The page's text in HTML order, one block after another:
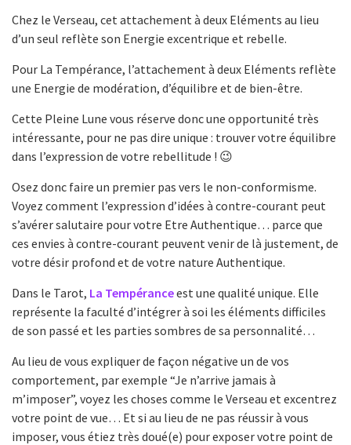
Chez le Verseau, cet attachement à deux Eléments au lieu
d’un seul reflète son Energie excentrique et rebelle.
Pour La Tempérance, l’attachement à deux Eléments reflète
une Energie de modération, d’équilibre et de bien-être.
Cette Pleine Lune vous réserve donc une opportunité très
intéressante, pour ne pas dire unique : trouver votre équilibre
dans l’expression de votre rebellitude ! 😉
Osez donc faire un premier pas vers le non-conformisme.
Voyez comment l’expression d’idées à contre-courant peut
s’avérer salutaire pour votre Etre Authentique… parce que
ces envies à contre-courant peuvent venir de là justement, de
votre désir profond et de votre nature Authentique.
Dans le Tarot, La Tempéranceest une qualité unique. Elle
représente la faculté d’intégrer à soi les éléments difficiles
de son passé et les parties sombres de sa personnalité…
Au lieu de vous expliquer de façon négative un de vos
comportement, par exemple “Je n’arrive jamais à
m’imposer”, voyez les choses comme le Verseau et excentrez
votre point de vue… Et si au lieu de ne pas réussir à vous
imposer, vous étiez très doué(e) pour exposer votre point de